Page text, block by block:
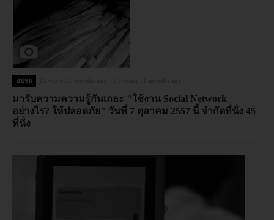
อบรม
มารับความความรู้กันเถอะ "ใช้งาน Social Network
อย่างไร? ให้ปลอดภัย" วันที่ 7 ตุลาคม 2557 นี้ จำกัดที่นั่ง 45
ที่นั่ง